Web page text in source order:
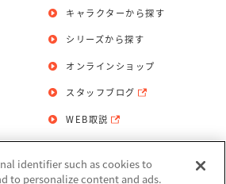
キャラクターから探す
シリーズから探す
オンラインショップ
スタッフブログ
WEB取説
せ 個人情報保護方針
identifier such as cookies to
to personalize content and ads.